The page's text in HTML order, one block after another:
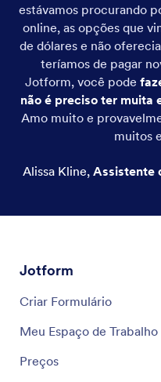
estávamos procurando
online, as opções que
de dólares e não
teríamos de pagar
Jotform, você pode
não é preciso ter muita
Amo muito e
muitos
Alissa Kline, Assistente
Jotform
Criar Formulário
Meu Espaço de Trabalho
Preços